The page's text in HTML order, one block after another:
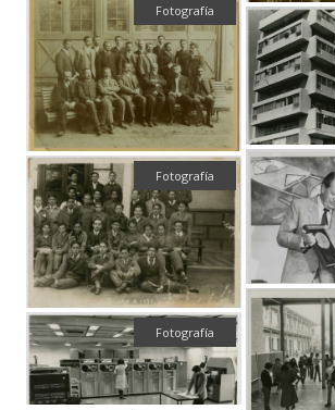
Fotografía
Fotografía
Fotografía